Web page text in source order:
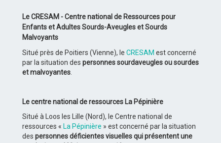
Le CRESAM - Centre national de Ressources pour
Enfants et Adultes Sourds-Aveugles et Sourds
Malvoyants
Situé près de Poitiers (Vienne), le CRESAM est concerné
par la situation des personnes sourdaveugles ou sourdes
et malvoyantes.
Le centre national de ressources La Pépinière
Situé à Loos les Lille (Nord), le Centre national de
ressources « La Pépinière » est concerné par la situation
des personnes déficientes visuelles qui présentent une